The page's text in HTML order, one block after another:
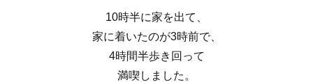
10時半に家を出て、
家に着いたのが3時前で、
4時間半歩き回って
満喫しました。